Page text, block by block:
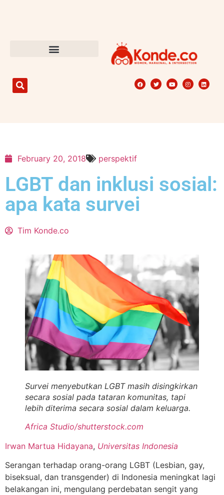
February 20, 2018 perspektif
LGBT dan inklusi sosial:
apa kata survei
Tim Konde.co
Survei menyebutkan LGBT masih disingkirkan
secara sosial pada tataran komunitas, tapi
lebih diterima secara sosial dalam keluarga.
Africa Studio/shutterstock.com
Irwan Martua Hidayana, Universitas Indonesia
Serangan terhadap orang-orang LGBT (Lesbian, gay,
biseksual, dan transgender) di Indonesia meningkat lagi
belakangan ini, mengulang perdebatan sengit yang